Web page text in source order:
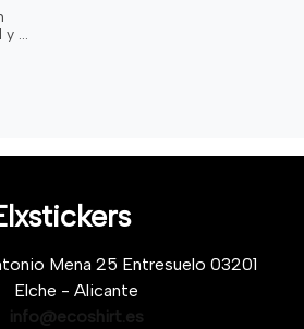
...
Mena 25 Entresuelo 03201
Elche - Alicante
info@ecoshirt.es